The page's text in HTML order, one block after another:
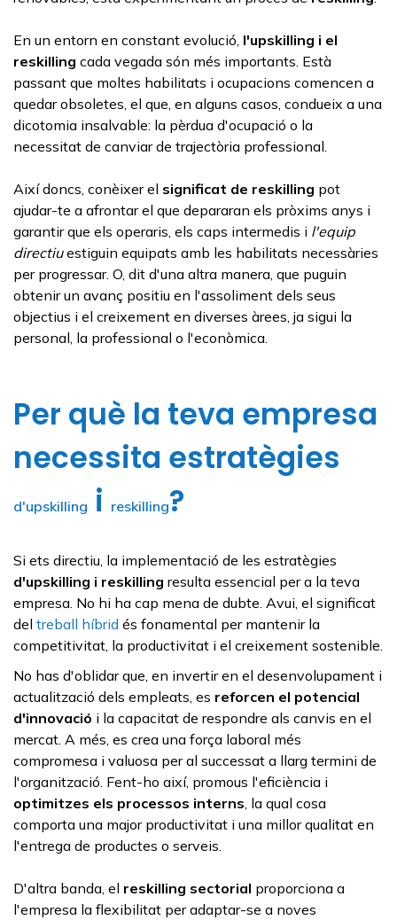
En un entorn en constant evolució, l'upskilling i el
reskilling cada vegada són més importants. Està
passant que moltes habilitats i ocupacions comencen a
quedar obsoletes, el que, en alguns casos, condueix a una
dicotomia insalvable: la pèrdua d'ocupació o la
necessitat de canviar de trajectòria professional.
Així doncs, conèixer el significat de reskilling pot
ajudar-te a afrontar el que depararan els pròxims anys i
garantir que els operaris, els caps intermedis i l'equip
directiuestiguin equipats amb les habilitats necessàries
per progressar. O, dit d'una altra manera, que puguin
obtenir un avanç positiu en l'assoliment dels seus
objectius i el creixement en diverses àrees, ja sigui la
personal, la professional o l'econòmica.
Per què la teva empresa
necessita estratègies
d'upskilling i reskilling?
Si ets directiu, la implementació de les estratègies
d'upskilling i reskilling resulta essencial per a la teva
empresa. No hi ha cap mena de dubte. Avui, el significat
del treball híbrid és fonamental per mantenir la
competitivitat, la productivitat i el creixement sostenible.
No has d'oblidar que, en invertir en el desenvolupament i
actualització dels empleats, es reforcen el potencial
d'innovació i la capacitat de respondre als canvis en el
mercat. A més, es crea una força laboral més
compromesa i valuosa per al successat a llarg termini de
l'organització. Fent-ho així, promous l'eficiència i
optimitzes els processos interns , la qual cosa
comporta una major productivitat i una millor qualitat en
l'entrega de productes o serveis.
D'altra banda, el reskilling sectorial proporciona a
l'empresa la flexibilitat per adaptar-se a noves